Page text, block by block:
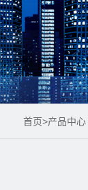
首页>产品中心